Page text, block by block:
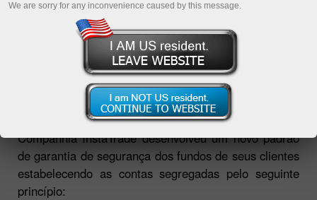
Companhia InstaTrade oferece a seus clientes um
serviço único - a abertura de contas segregadas,
fornecendo proteção ao capital do cliente contra
riscos de situação de força-maior relacionadas à
atividade da Companhia. No senso aceito do termo,
"conta segregada" é armazenamento dos fundos do
cliente separados dos fundos da companhia. A
Companhia InstaTrade desenvolveu um novo padrão
de garantia de segurança dos fundos de seus clientes
estabelecendo as contas segregadas pelo seguinte
princípio:
We are sorry for any inconvenience caused by this message.